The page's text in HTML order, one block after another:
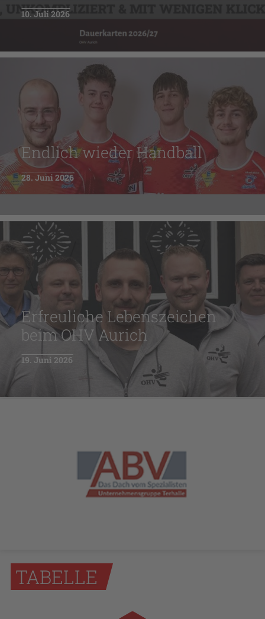
10. Juli 2026
Endlich wieder Handball
28. Juni 2026
Erfreuliche Lebenszeichen
beim OHV Aurich
19. Juni 2026
TABELLE